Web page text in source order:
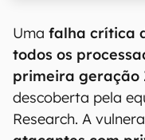
Uma falha crítica
todos os
primeira geração
descoberta pela
Research. A